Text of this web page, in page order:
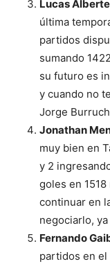
Lucas
última
partidos
sumando
su futuro es
y cuando no
Jorge
Jonathan
muy bien en
y 2
goles en
continuar en
negociarlo,
Fernando
partidos en el